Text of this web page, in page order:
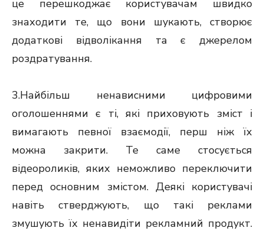
це перешкоджає користувачам швидко
знаходити те, що вони шукають, створює
додаткові відволікання та є джерелом
роздратування.
3.Найбільш ненависними цифровими
оголошеннями є ті, які приховують зміст і
вимагають певної взаємодії, перш ніж їх
можна закрити. Те саме стосується
відеороликів, яких неможливо переключити
перед основним змістом. Деякі користувачі
навіть стверджують, що такі реклами
змушують їх ненавидіти рекламний продукт.